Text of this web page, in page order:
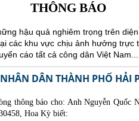
THÔNG BÁO
hậu quả nghiêm trọng trên
các khu vực chịu ảnh hưởng
cáo tất cả công dân Việt Nam...
DÂN THÀNH PHỐ HẢI
thông báo cho: Anh Nguyễn Quốc
Hoa Kỳ biết: